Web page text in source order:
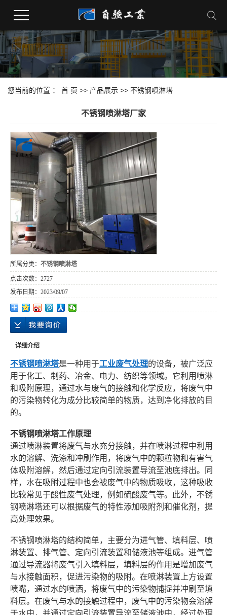
您当前的位置 ： 首 页 >> 产品展示 >> 不锈钢喷淋塔
不锈钢喷淋塔厂家
所属分类： 不锈钢喷淋塔
点击次数： 2727
发布日期： 2023/09/07
详细介绍
不锈钢喷淋塔是一种用于工业废气处理的设备，被广泛应
用于化工、制药、冶金、电力、纺织等领域。它利用喷淋
和吸附原理，通过水与废气的接触和化学反应，将废气中
的污染物转化为成分比较简单的物质，达到净化排放的目
的。
不锈钢喷淋塔工作原理
通过喷淋装置将废气与水充分接触，并在喷淋过程中利用
水的溶解、洗涤和冲刷作用，将废气中的颗粒物和有害气
体吸附溶解，然后通过定向引流装置导流至池底排出。同
样，水在吸附过程中也会被废气中的物质吸收，这种吸收
比较常见于酸性废气处理，例如硫酸废气等。此外，不锈
钢喷淋塔还可以根据废气的特性添加吸附剂和催化剂，提
高处理效果。
不锈钢喷淋塔的结构简单，主要分为进气管、填料层、喷
淋装置、排气管、定向引流装置和储液池等组成。进气管
通过导流器将废气引入填料层，填料层的作用是增加废气
与水接触面积，促进污染物的吸附。在喷淋装置上方设置
喷嘴，通过水的喷洒，将废气中的污染物捕捉并冲刷至填
料层。在废气与水的接触过程中，废气中的污染物会溶解